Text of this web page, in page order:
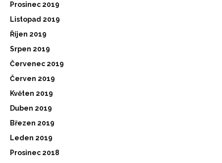
Prosinec 2019
Listopad 2019
Říjen 2019
Srpen 2019
Červenec 2019
Červen 2019
Květen 2019
Duben 2019
Březen 2019
Leden 2019
Prosinec 2018